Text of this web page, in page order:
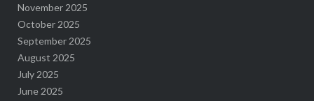
November 2025
October 2025
September 2025
August 2025
July 2025
June 2025